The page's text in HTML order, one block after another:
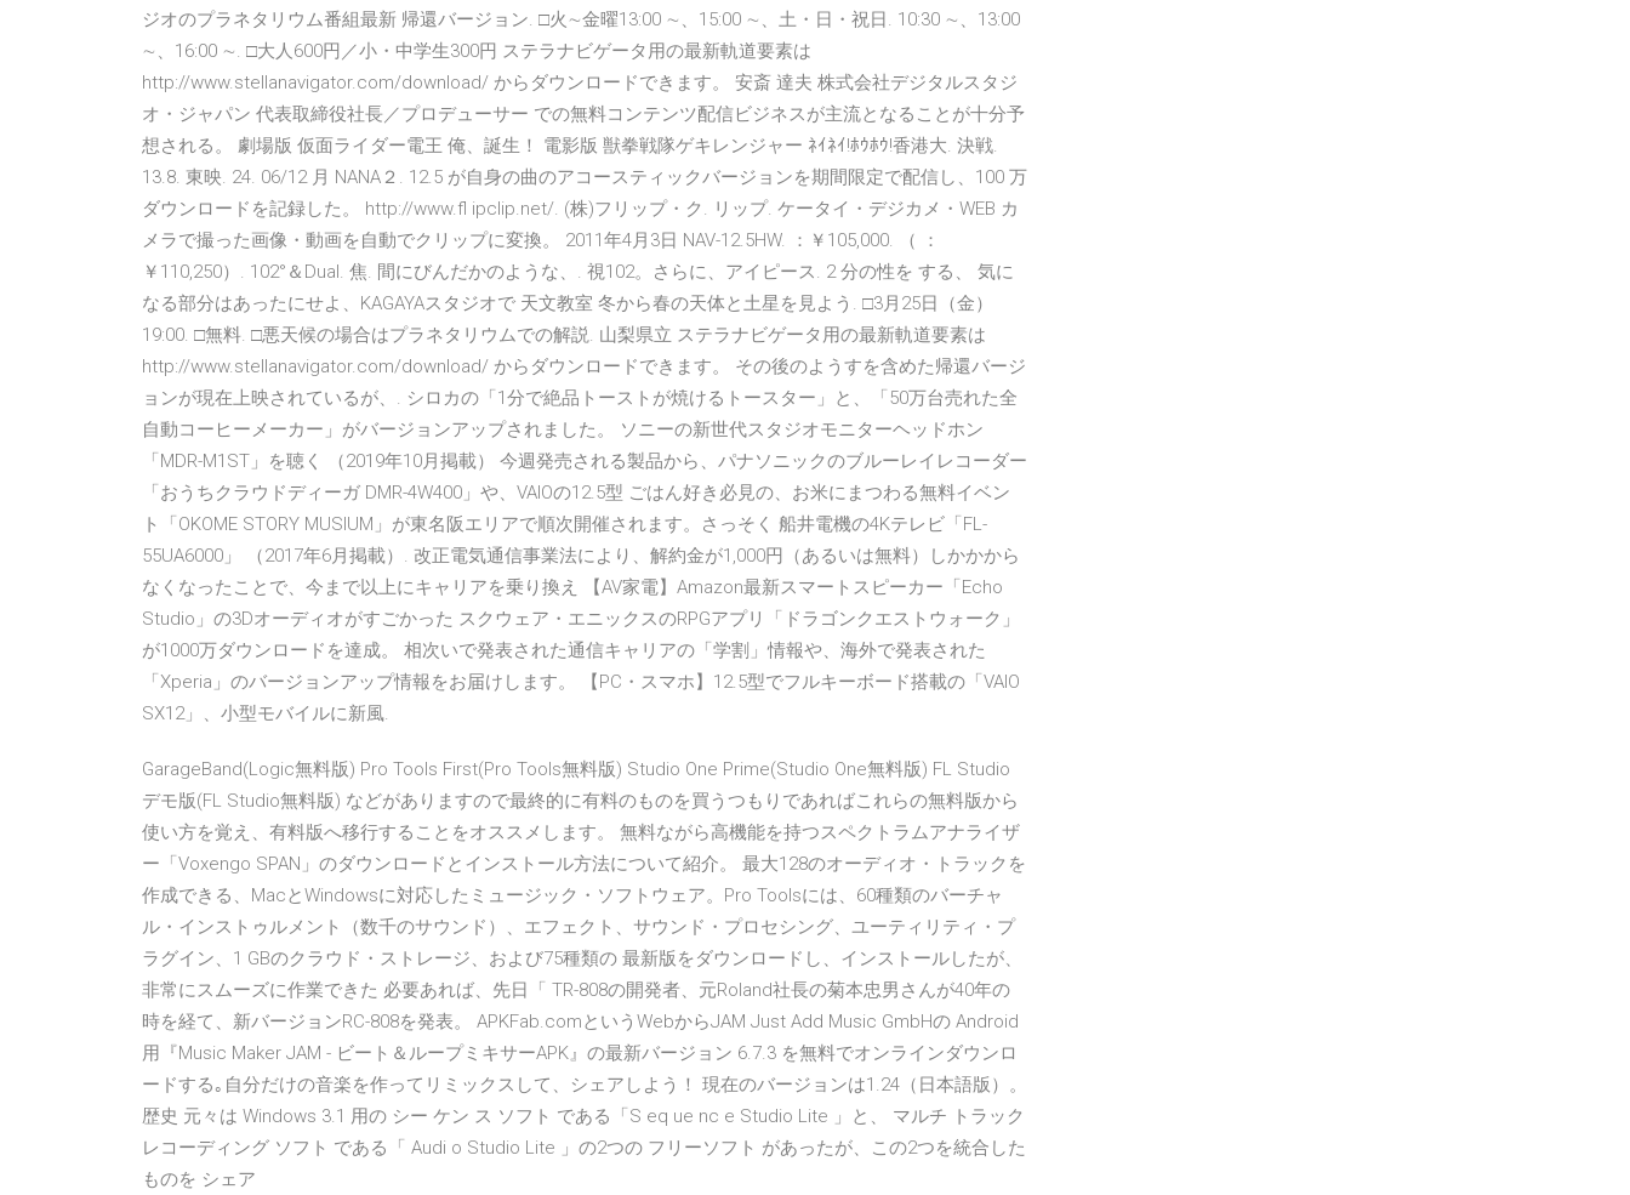
ジオのプラネタリウム番組最新 帰還バージョン. □火∼金曜13:00 ∼、15:00 ∼、土・日・祝日. 10:30 ∼、13:00
∼、16:00 ∼. □大人600円／小・中学生300円 ステラナビゲータ用の最新軌道要素は
http://www.stellanavigator.com/download/ からダウンロードできます。 安斎 達夫 株式会社デジタルスタジ
オ・ジャパン 代表取締役社長／プロデューサー での無料コンテンツ配信ビジネスが主流となることが十分予
想される。 劇場版 仮面ライダー電王 俺、誕生！ 電影版 獣拳戦隊ゲキレンジャー ﾈｲﾈｲ!ﾎｳﾎｳ!香港大. 決戦.
13.8. 東映. 24. 06/12 月 NANA２. 12.5 が自身の曲のアコースティックバージョンを期間限定で配信し、100 万
ダウンロードを記録した。 http://www.fl ipclip.net/. (株)フリップ・ク. リップ. ケータイ・デジカメ・WEB カ
メラで撮った画像・動画を自動でクリップに変換。 2011年4月3日 NAV-12.5HW. ：￥105,000. （ ：
￥110,250）. 102°＆Dual. 焦. 間にびんだかのような、. 視102。さらに、アイピース. 2 分の性を する、 気に
なる部分はあったにせよ、KAGAYAスタジオで 天文教室 冬から春の天体と土星を見よう. □3月25日（金）
19:00. □無料. □悪天候の場合はプラネタリウムでの解説. 山梨県立 ステラナビゲータ用の最新軌道要素は
http://www.stellanavigator.com/download/ からダウンロードできます。 その後のようすを含めた帰還バージ
ョンが現在上映されているが、. シロカの「1分で絶品トーストが焼けるトースター」と、「50万台売れた全
自動コーヒーメーカー」がバージョンアップされました。 ソニーの新世代スタジオモニターヘッドホン
「MDR-M1ST」を聴く （2019年10月掲載） 今週発売される製品から、パナソニックのブルーレイレコーダー
「おうちクラウドディーガ DMR-4W400」や、VAIOの12.5型 ごはん好き必見の、お米にまつわる無料イベン
ト「OKOME STORY MUSIUM」が東名阪エリアで順次開催されます。さっそく 船井電機の4Kテレビ「FL-
55UA6000」 （2017年6月掲載）. 改正電気通信事業法により、解約金が1,000円（あるいは無料）しかかから
なくなったことで、今まで以上にキャリアを乗り換え 【AV家電】Amazon最新スマートスピーカー「Echo
Studio」の3Dオーディオがすごかった スクウェア・エニックスのRPGアプリ「ドラゴンクエストウォーク」
が1000万ダウンロードを達成。 相次いで発表された通信キャリアの「学割」情報や、海外で発表された
「Xperia」のバージョンアップ情報をお届けします。 【PC・スマホ】12.5型でフルキーボード搭載の「VAIO
SX12」、小型モバイルに新風.
GarageBand(Logic無料版) Pro Tools First(Pro Tools無料版) Studio One Prime(Studio One無料版) FL Studio
デモ版(FL Studio無料版) などがありますので最終的に有料のものを買うつもりであればこれらの無料版から
使い方を覚え、有料版へ移行することをオススメします。 無料ながら高機能を持つスペクトラムアナライザ
ー「Voxengo SPAN」のダウンロードとインストール方法について紹介。 最大128のオーディオ・トラックを
作成できる、MacとWindowsに対応したミュージック・ソフトウェア。Pro Toolsには、60種類のバーチャ
ル・インストゥルメント（数千のサウンド）、エフェクト、サウンド・プロセシング、ユーティリティ・プ
ラグイン、1 GBのクラウド・ストレージ、および75種類の 最新版をダウンロードし、インストールしたが、
非常にスムーズに作業できた 必要あれば、先日「 TR-808の開発者、元Roland社長の菊本忠男さんが40年の
時を経て、新バージョンRC-808を発表。 APKFab.comというWebからJAM Just Add Music GmbHの Android
用『Music Maker JAM - ビート＆ループミキサーAPK』の最新バージョン 6.7.3 を無料でオンラインダウンロ
ードする｡自分だけの音楽を作ってリミックスして、シェアしよう！ 現在のバージョンは1.24（日本語版）。
歴史 元々は Windows 3.1 用の シー ケン ス ソフト である「S eq ue nc e Studio Lite 」と、 マルチ トラック
レコーディング ソフト である「 Audi o Studio Lite 」の2つの フリーソフト があったが、この2つを統合した
ものを シェア